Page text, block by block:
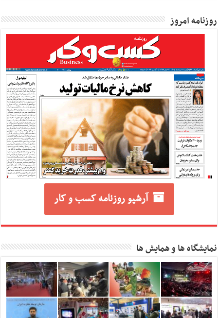
روزنامه امروز
آرشیو روزنامه کسب و کار
نمایشگاه ها و همایش ها